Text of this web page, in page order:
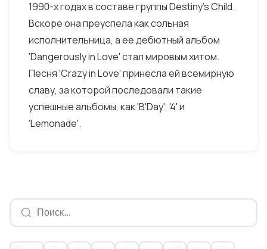
1990-х годах в составе группы Destiny's Child.
Вскоре она преуспела как сольная
исполнительница, а ее дебютный альбом
'Dangerously in Love' стал мировым хитом.
Песня 'Crazy in Love' принесла ей всемирную
славу, за которой последовали такие
успешные альбомы, как 'B'Day', '4' и
'Lemonade'.